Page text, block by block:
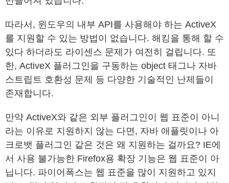
따라서, 윈도우의 내부 API를 사용해야 하는 ActiveX
를 지원할 수 있는 방법이 없습니다. 해킹을 통해 할 수
있다 하더라도 라이센스 문제가 여전히 걸립니다. 또
한, ActiveX 플러그인을 구동하는 object 태그나 자바
스트립트 호환성 문제 등 다양한 기술적인 난제들이
존재합니다.
만약 ActiveX와 같은 외부 플러그인이 웹 표준이 아니
라는 이유로 지원하지 않는 다면, 자바 애플릿이나 아
크로뱃 플러그인 같은 것은 왜 지원하는 걸까요? IE에
서 사용 불가능한 Firefox용 확장 기능은 웹 표준이 아
닙니다. 파이어폭스는 웹 표준을 많이 지원하고 있지